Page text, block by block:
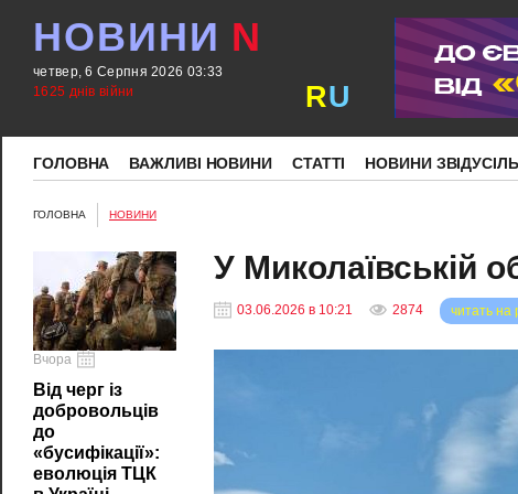
НОВИНИ N
четвер, 6 Серпня 2026 03:33
1625 днів війни
RU
ГОЛОВНА ВАЖЛИВІ НОВИНИ СТАТТІ НОВИНИ ЗВІДУСІЛЬ
ГОЛОВНА НОВИНИ
Вчора
Від черг із
добровольців
до
«бусифікації»:
еволюція ТЦК
У Миколаївській
03.06.2026 в 10:21 2874 читать на